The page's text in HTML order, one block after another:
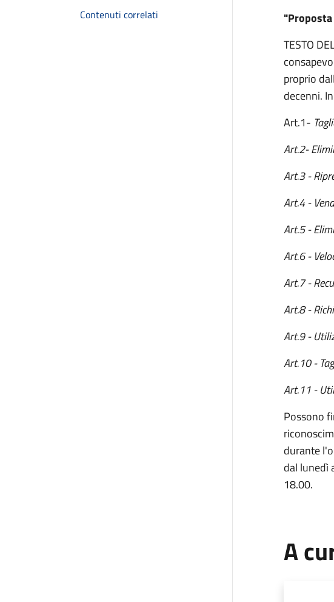
Contenuti correlati
TESTO
proprio
decenni.
Art.1-
Art.2-
Art.3 -
Art.4 -
Art.5 -
Art.6 -
Art.7 -
Art.8 -
Art.9 -
Art.10 -
Art.11 -
Possono
durante
dal lunedì
18.00.
A